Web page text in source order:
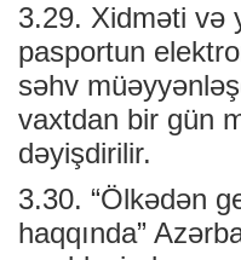
3.29. Xidməti və
pasportun
səhv
vaxtdan bir gün
dəyişdirilir.
3.30. “Ölkədən
haqqında”